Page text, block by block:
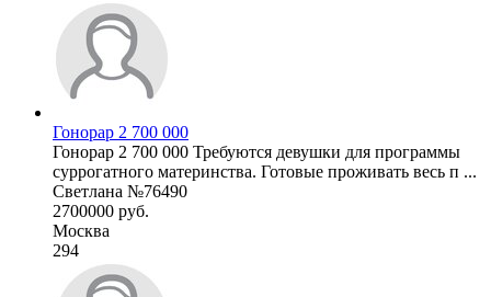
Гонорар 2 700 000
Гонорар 2 700 000 Требуются девушки для программы
суррогатного материнства. Готовые проживать весь п ...
Светлана №76490
2700000 руб.
Москва
294